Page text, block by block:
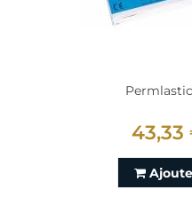
43,33